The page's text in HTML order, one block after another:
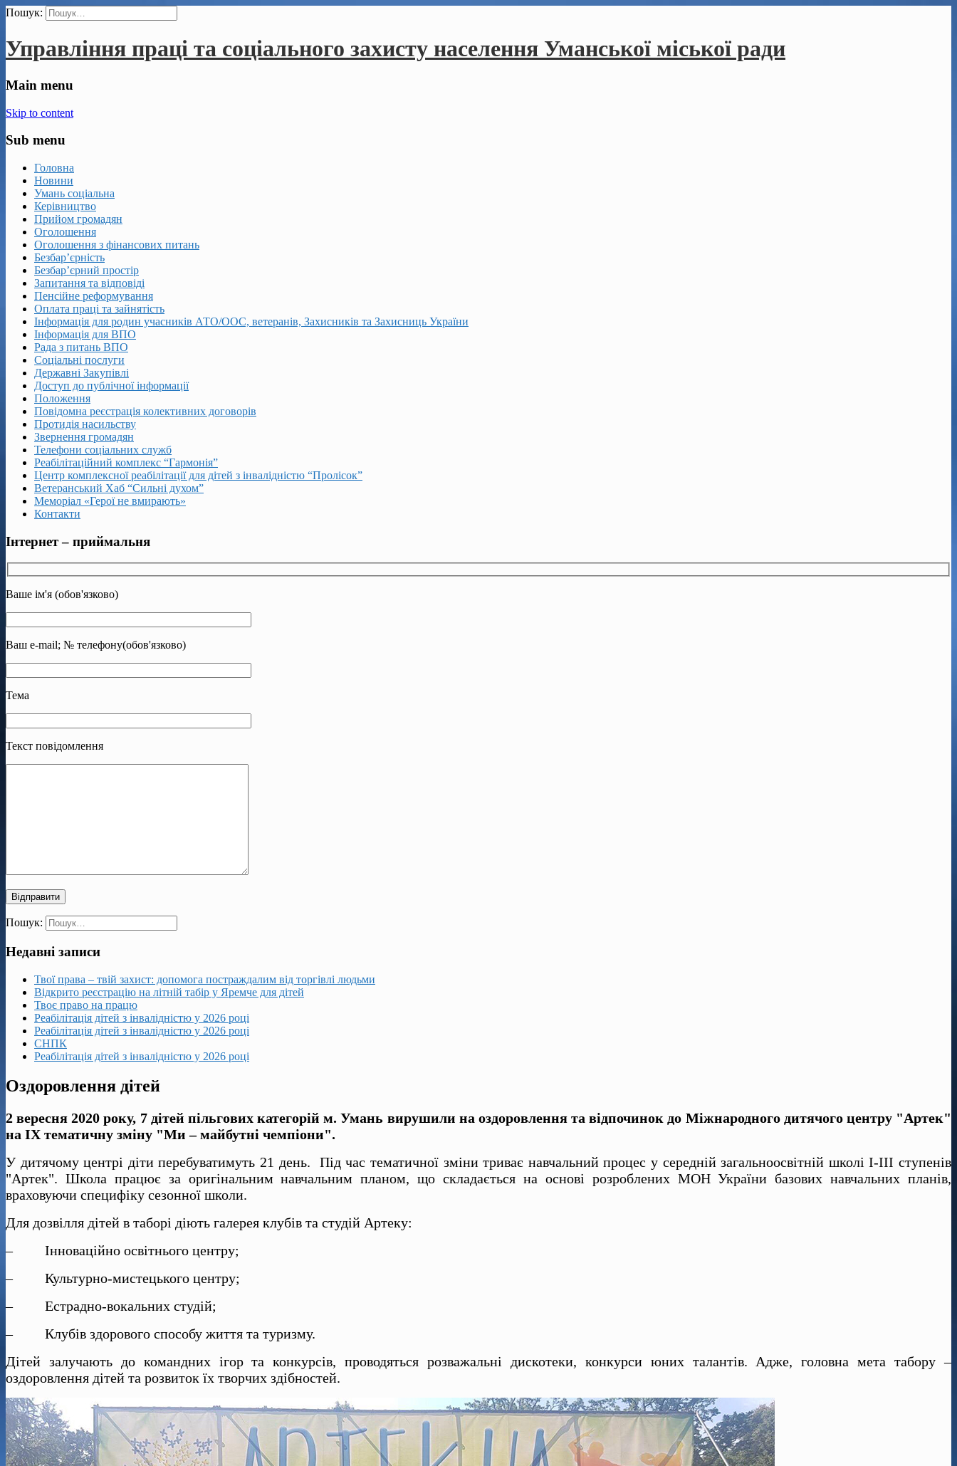
Пошук:
Управління праці та соціального захисту населення Уманської міської ради
Main menu
Skip to content
Sub menu
Головна
Новини
Умань соціальна
Керівництво
Прийом громадян
Оголошення
Оголошення з фінансових питань
Безбар’єрність
Безбар’єрний простір
Запитання та відповіді
Пенсійне реформування
Оплата праці та зайнятість
Інформація для родин учасників АТО/ООС, ветеранів, Захисників та Захисниць України
Інформація для ВПО
Рада з питань ВПО
Соціальні послуги
Державні Закупівлі
Доступ до публічної інформації
Положення
Повідомна реєстрація колективних договорів
Протидія насильству
Звернення громадян
Телефони соціальних служб
Реабілітаційний комплекс “Гармонія”
Центр комплексної реабілітації для дітей з інвалідністю “Пролісок”
Ветеранський Хаб “Сильні духом”
Меморіал «Герої не вмирають»
Контакти
Інтернет – приймальня
Ваше ім'я (обов'язково)
Ваш e-mail; № телефону(обов'язково)
Тема
Текст повідомлення
Пошук:
Недавні записи
Твої права – твій захист: допомога постраждалим від торгівлі людьми
Відкрито реєстрацію на літній табір у Яремче для дітей
Твоє право на працю
Реабілітація дітей з інвалідністю у 2026 році
Реабілітація дітей з інвалідністю у 2026 році
СНПК
Реабілітація дітей з інвалідністю у 2026 році
Оздоровлення дітей
2 вересня 2020 року, 7 дітей пільгових категорій м. Умань вирушили на оздоровлення та відпочинок до Міжнародного дитячого центру "Артек"
на IX тематичну зміну "Ми – майбутні чемпіони".
У дитячому центрі діти перебуватимуть 21 день. Під час тематичної зміни триває навчальний процес у середній загальноосвітній школі І-ІІІ ступенів
"Артек". Школа працює за оригінальним навчальним планом, що складається на основі розроблених МОН України базових навчальних планів,
враховуючи специфіку сезонної школи.
Для дозвілля дітей в таборі діють галерея клубів та студій Артеку:
– Інноваційно освітнього центру;
– Культурно-мистецького центру;
– Естрадно-вокальних студій;
– Клубів здорового способу життя та туризму.
Дітей залучають до командних ігор та конкурсів, проводяться розважальні дискотеки, конкурси юних талантів. Адже, головна мета табору –
оздоровлення дітей та розвиток їх творчих здібностей.